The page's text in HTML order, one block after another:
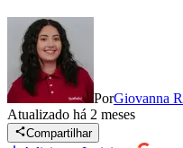
PorGiovanna
Atualizado há 2 meses
Compartilhar